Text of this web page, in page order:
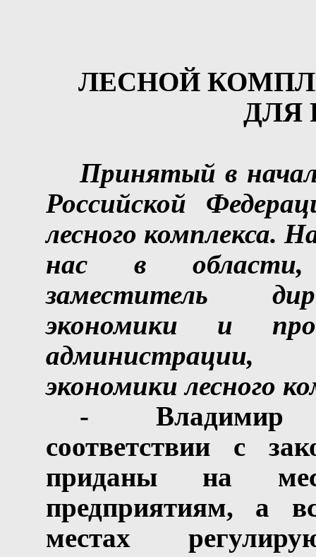
ЛЕСНОЙ
ДЛЯ
Принятый в
Российской
лесного комплекса.
нас в области,
заместитель
экономики и
администрации,
экономики лесного
-
Владимир
соответствии с
приданы на
предприятиям, а
местах